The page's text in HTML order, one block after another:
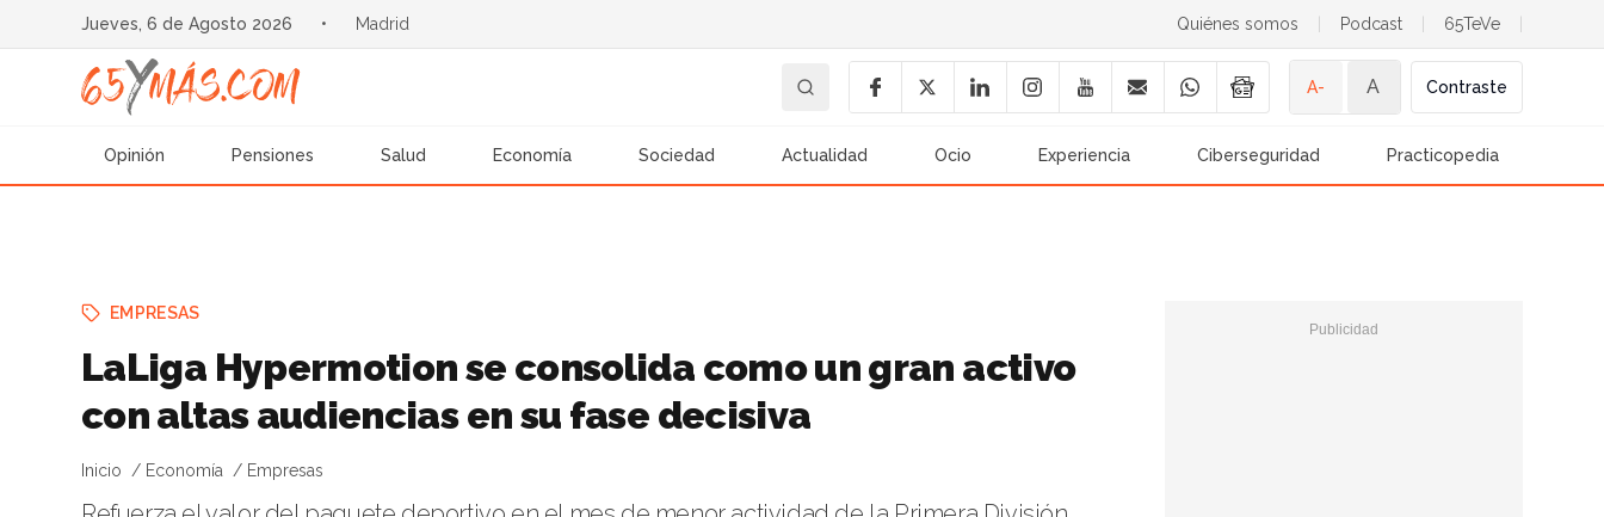
Jueves, 6 de Agosto 2026 • Madrid Quiénes somos Podcast 65TeVe
A- A Contraste
Opinión Pensiones Salud Economía Sociedad Actualidad Ocio Experiencia Ciberseguridad Practicopedia
EMPRESAS
LaLiga Hypermotion se consolida como un gran activo
con altas audiencias en su fase decisiva
Inicio Economía Empresas